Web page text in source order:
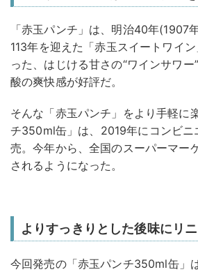
「赤玉パンチ」は、明治40年(1907
113年を迎えた「赤玉スイートワイ
った、はじける甘さの“ワインサワ
酸の爽快感が好評だ。
そんな「赤玉パンチ」をより手軽に
チ350ml缶」は、2019年にコンビニ
売。今年から、全国のスーパーマー
されるようになった。
よりすっきりとした後味にリ
今回発売の「赤玉パンチ350ml缶」